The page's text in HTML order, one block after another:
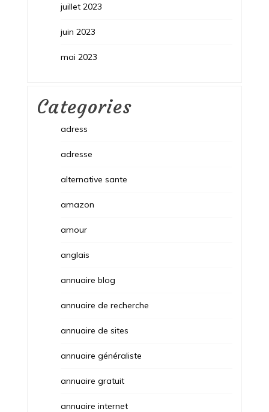
juillet 2023
juin 2023
mai 2023
Categories
adress
adresse
alternative sante
amazon
amour
anglais
annuaire blog
annuaire de recherche
annuaire de sites
annuaire généraliste
annuaire gratuit
annuaire internet